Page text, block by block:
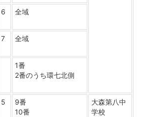
6 全域
7 全域
1番
2番のうち環七北側
5
9番
10番
大森第八中
学校